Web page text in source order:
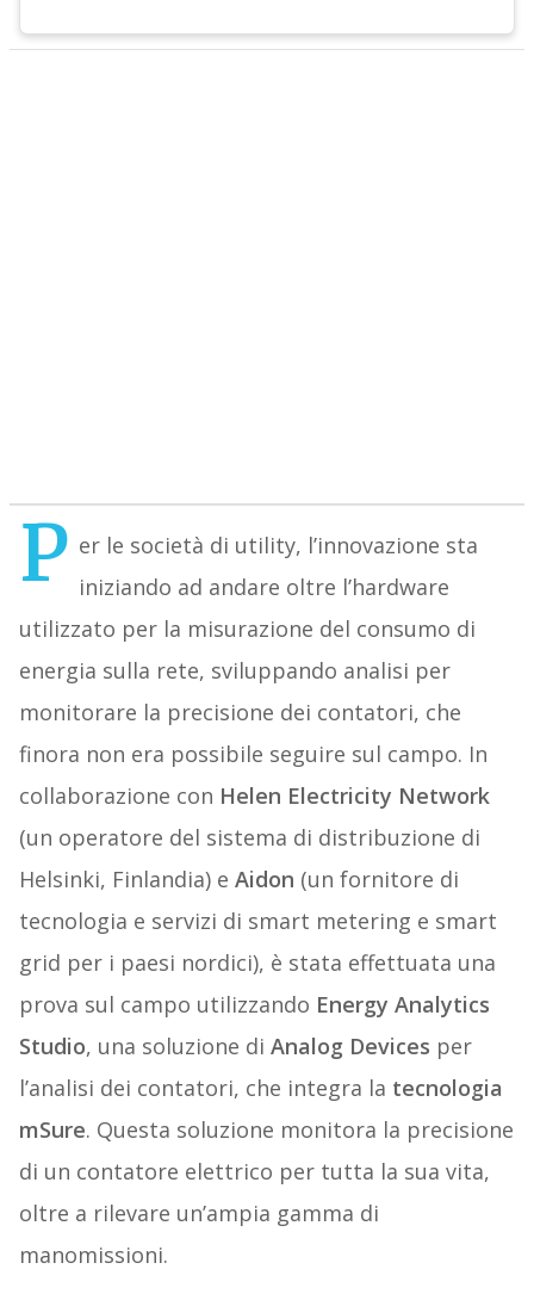
P er le società di utility, l’innovazione sta
iniziando ad andare oltre l’hardware
utilizzato per la misurazione del consumo di
energia sulla rete, sviluppando analisi per
monitorare la precisione dei contatori, che
finora non era possibile seguire sul campo. In
collaborazione con Helen Electricity Network
(un operatore del sistema di distribuzione di
Helsinki, Finlandia) e Aidon (un fornitore di
tecnologia e servizi di smart metering e smart
grid per i paesi nordici), è stata effettuata una
prova sul campo utilizzando Energy Analytics
Studio, una soluzione di Analog Devices per
l’analisi dei contatori, che integra la tecnologia
mSure. Questa soluzione monitora la precisione
di un contatore elettrico per tutta la sua vita,
oltre a rilevare un’ampia gamma di
manomissioni.